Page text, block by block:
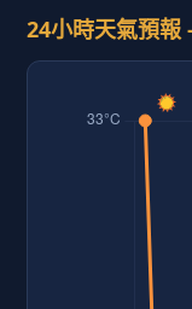
24小時天氣預報